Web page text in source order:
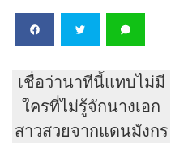
เชื่อว่านาทีนี้แทบไม่มี
ใครที่ไม่รู้จักนางเอก
สาวสวยจากแดนมังกร